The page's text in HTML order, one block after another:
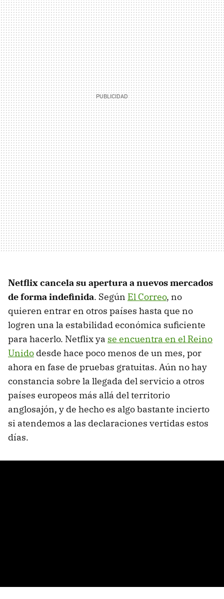
Netflix cancela su apertura a nuevos mercados
de forma indefinida. Según El Correo, no
quieren entrar en otros países hasta que no
logren una la estabilidad económica suficiente
para hacerlo. Netflix ya se encuentra en el Reino
Unido desde hace poco menos de un mes, por
ahora en fase de pruebas gratuitas. Aún no hay
constancia sobre la llegada del servicio a otros
países europeos más allá del territorio
anglosajón, y de hecho es algo bastante incierto
si atendemos a las declaraciones vertidas estos
días.